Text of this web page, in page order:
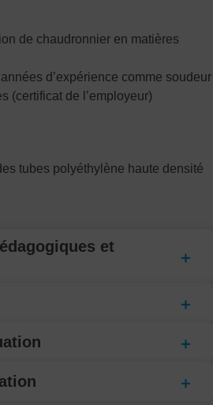
de chaudronnier en matières
d’expérience comme soudeur
(certificat de l’employeur)
tubes polyéthylène haute densité
et